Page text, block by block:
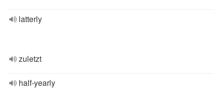
latterly
zuletzt
half-yearly